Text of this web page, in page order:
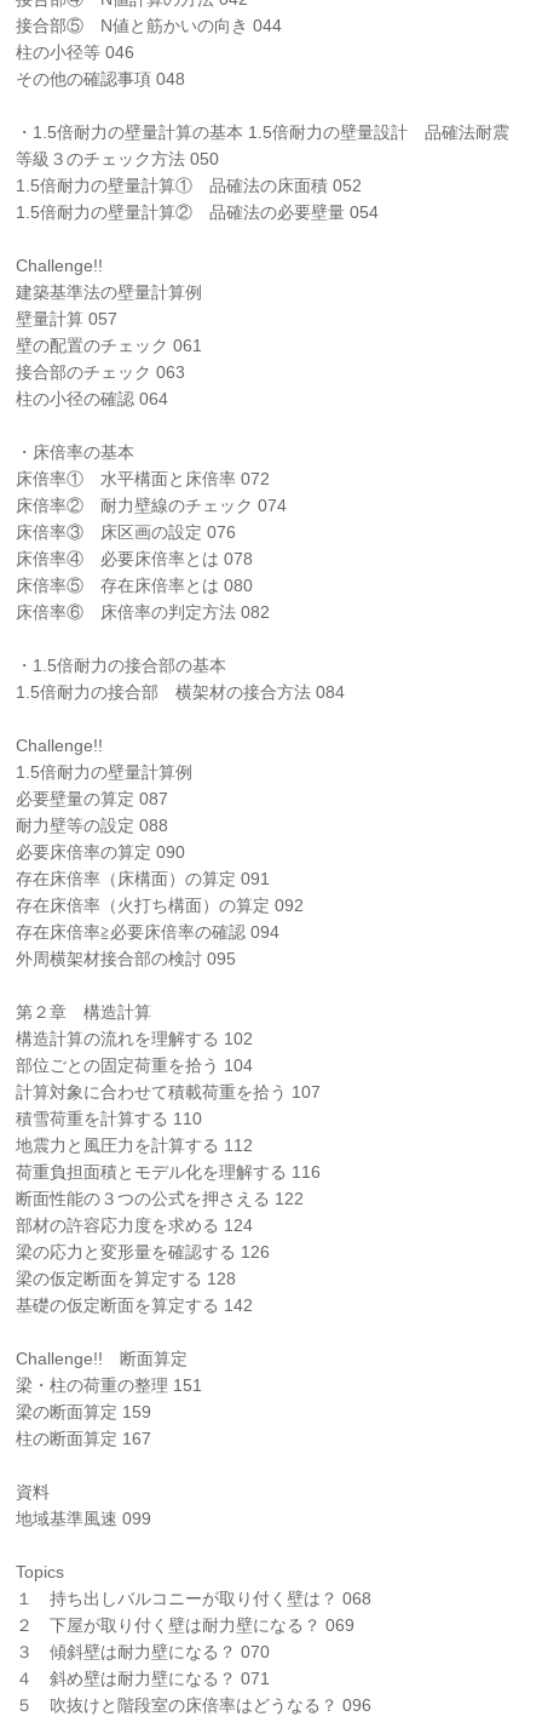
接合部⑤ N値と筋かいの向き 044
柱の小径等 046
その他の確認事項 048
・1.5倍耐力の壁量計算の基本 1.5倍耐力の壁量設計 品確法耐震
等級３のチェック方法 050
1.5倍耐力の壁量計算① 品確法の床面積 052
1.5倍耐力の壁量計算② 品確法の必要壁量 054
Challenge!!
建築基準法の壁量計算例
壁量計算 057
壁の配置のチェック 061
接合部のチェック 063
柱の小径の確認 064
・床倍率の基本
床倍率① 水平構面と床倍率 072
床倍率② 耐力壁線のチェック 074
床倍率③ 床区画の設定 076
床倍率④ 必要床倍率とは 078
床倍率⑤ 存在床倍率とは 080
床倍率⑥ 床倍率の判定方法 082
・1.5倍耐力の接合部の基本
1.5倍耐力の接合部 横架材の接合方法 084
Challenge!!
1.5倍耐力の壁量計算例
必要壁量の算定 087
耐力壁等の設定 088
必要床倍率の算定 090
存在床倍率（床構面）の算定 091
存在床倍率（火打ち構面）の算定 092
存在床倍率≧必要床倍率の確認 094
外周横架材接合部の検討 095
第２章 構造計算
構造計算の流れを理解する 102
部位ごとの固定荷重を拾う 104
計算対象に合わせて積載荷重を拾う 107
積雪荷重を計算する 110
地震力と風圧力を計算する 112
荷重負担面積とモデル化を理解する 116
断面性能の３つの公式を押さえる 122
部材の許容応力度を求める 124
梁の応力と変形量を確認する 126
梁の仮定断面を算定する 128
基礎の仮定断面を算定する 142
Challenge!! 断面算定
梁・柱の荷重の整理 151
梁の断面算定 159
柱の断面算定 167
資料
地域基準風速 099
Topics
１ 持ち出しバルコニーが取り付く壁は？ 068
２ 下屋が取り付く壁は耐力壁になる？ 069
３ 傾斜壁は耐力壁になる？ 070
４ 斜め壁は耐力壁になる？ 071
５ 吹抜けと階段室の床倍率はどうなる？ 096